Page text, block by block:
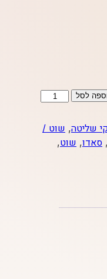
כמות
מחבט
האהבה
לסל
שליטה, שוט /
, סאדו, שוט,